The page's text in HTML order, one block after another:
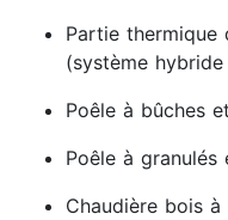
Partie thermique
(système
Poêle à bûches
Poêle à granulés
Chaudière bois